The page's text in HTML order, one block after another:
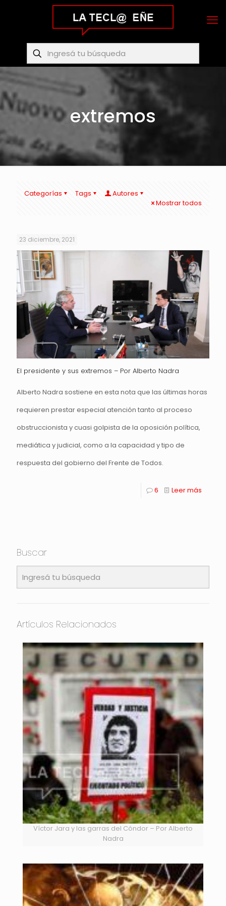
extremos
Categorías Tags
Autores
Mostrar todos
23 diciembre, 2021
El presidente y sus extremos – Por Alberto Nadra
Alberto Nadra sostiene en esta nota que las últimas horas
requieren prestar especial atención tanto al proceso
obstruccionista y cuasi golpista de la oposición política,
mediática y judicial, como a la capacidad y tipo de
respuesta del gobierno del Frente de Todos.
6 Leer más
Buscar
Artículos Relacionados
Víctor Jara y las garras del Cóndor – Por Alberto
Nadra